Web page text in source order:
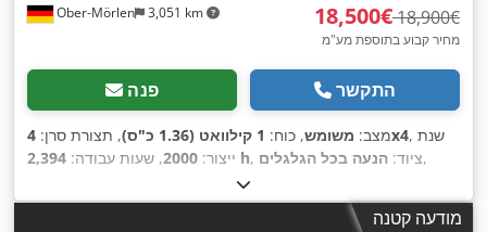
Ober-Mörlen 3,051 km ‏18,500 ‏€ ‏18,900 ‏€
מחיר קבוע בתוספת מע"מ
פנה התקשר
מצב: משומש, כוח: 1 קילוואט (1.36 כ"ס) , תצורת סרן: 4x4, שנת
ייצור: 2000, שעות עבודה: 2,394 h , ציוד: הנעה בכל הגלגלים ,
מודעה קטנה